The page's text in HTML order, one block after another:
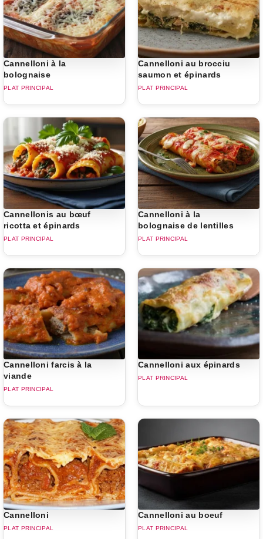
Cannelloni à la
bolognaise
PLAT PRINCIPAL
Cannelloni au brocciu
saumon et épinards
PLAT PRINCIPAL
Cannellonis au bœuf
ricotta et épinards
PLAT PRINCIPAL
Cannelloni à la
bolognaise de lentilles
PLAT PRINCIPAL
Cannelloni farcis à la
viande
PLAT PRINCIPAL
Cannelloni aux épinards
PLAT PRINCIPAL
Cannelloni
PLAT PRINCIPAL
Cannelloni au boeuf
PLAT PRINCIPAL